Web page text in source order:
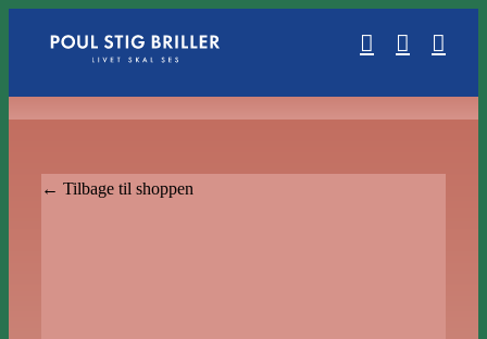
← Tilbage til shoppen